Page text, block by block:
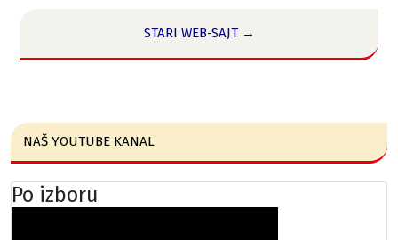
STARI WEB-SAJT →
NAŠ YOUTUBE KANAL
Po izboru